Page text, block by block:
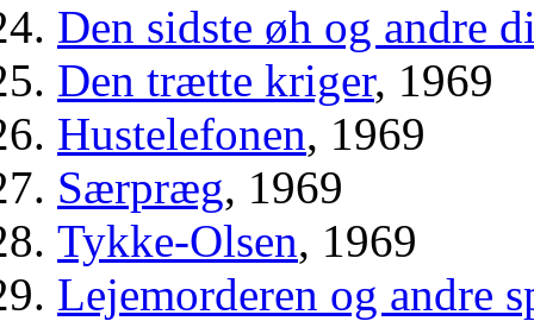
Den sidste øh og andre
Den trætte kriger, 1969
Hustelefonen, 1969
Særpræg, 1969
Tykke-Olsen, 1969
Lejemorderen og andre